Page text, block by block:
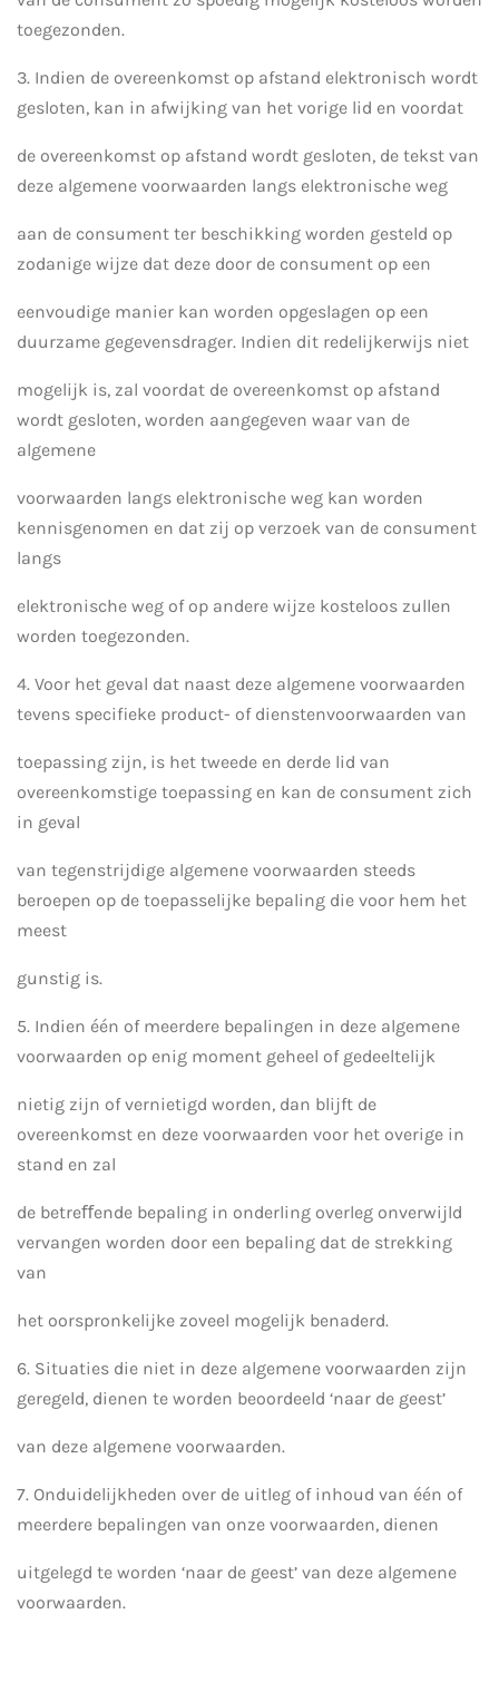
toegezonden.
3. Indien de overeenkomst op afstand elektronisch wordt
gesloten, kan in afwijking van het vorige lid en voordat
de overeenkomst op afstand wordt gesloten, de tekst van
deze algemene voorwaarden langs elektronische weg
aan de consument ter beschikking worden gesteld op
zodanige wijze dat deze door de consument op een
eenvoudige manier kan worden opgeslagen op een
duurzame gegevensdrager. Indien dit redelijkerwijs niet
mogelijk is, zal voordat de overeenkomst op afstand
wordt gesloten, worden aangegeven waar van de
algemene
voorwaarden langs elektronische weg kan worden
kennisgenomen en dat zij op verzoek van de consument
langs
elektronische weg of op andere wijze kosteloos zullen
worden toegezonden.
4. Voor het geval dat naast deze algemene voorwaarden
tevens specifieke product- of dienstenvoorwaarden van
toepassing zijn, is het tweede en derde lid van
overeenkomstige toepassing en kan de consument zich
in geval
van tegenstrijdige algemene voorwaarden steeds
beroepen op de toepasselijke bepaling die voor hem het
meest
gunstig is.
5. Indien één of meerdere bepalingen in deze algemene
voorwaarden op enig moment geheel of gedeeltelijk
nietig zijn of vernietigd worden, dan blijft de
overeenkomst en deze voorwaarden voor het overige in
stand en zal
de betreﬀende bepaling in onderling overleg onverwijld
vervangen worden door een bepaling dat de strekking
van
het oorspronkelijke zoveel mogelijk benaderd.
6. Situaties die niet in deze algemene voorwaarden zijn
geregeld, dienen te worden beoordeeld ‘naar de geest’
van deze algemene voorwaarden.
7. Onduidelijkheden over de uitleg of inhoud van één of
meerdere bepalingen van onze voorwaarden, dienen
uitgelegd te worden ‘naar de geest’ van deze algemene
voorwaarden.